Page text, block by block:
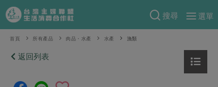
搜尋
選單
產品分類
當季蔬果
食譜料理
食材
特別企畫
首頁 所有產品 肉品・水產 水產 漁類
返回列表